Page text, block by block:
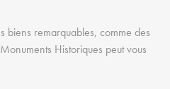
biens remarquables, comme des
Historiques peut vous